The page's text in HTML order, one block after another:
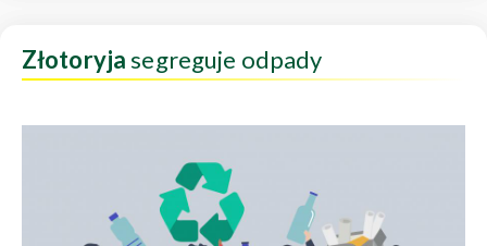
Złotoryjasegreguje odpady